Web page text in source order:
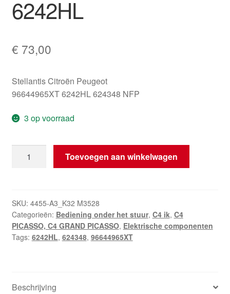
6242HL
€ 73,00
Stellantis Citroën Peugeot
96644965XT 6242HL 624348 NFP
3 op voorraad
Citroën
6242HL
hoeveelheid
Toevoegen aan winkelwagen
SKU: 4455-A3_K32 M3528
Categorieën: Bediening onder het stuur, C4 ik, C4
PICASSO, C4 GRAND PICASSO, Elektrische componenten
Tags: 6242HL, 624348, 96644965XT
Beschrijving